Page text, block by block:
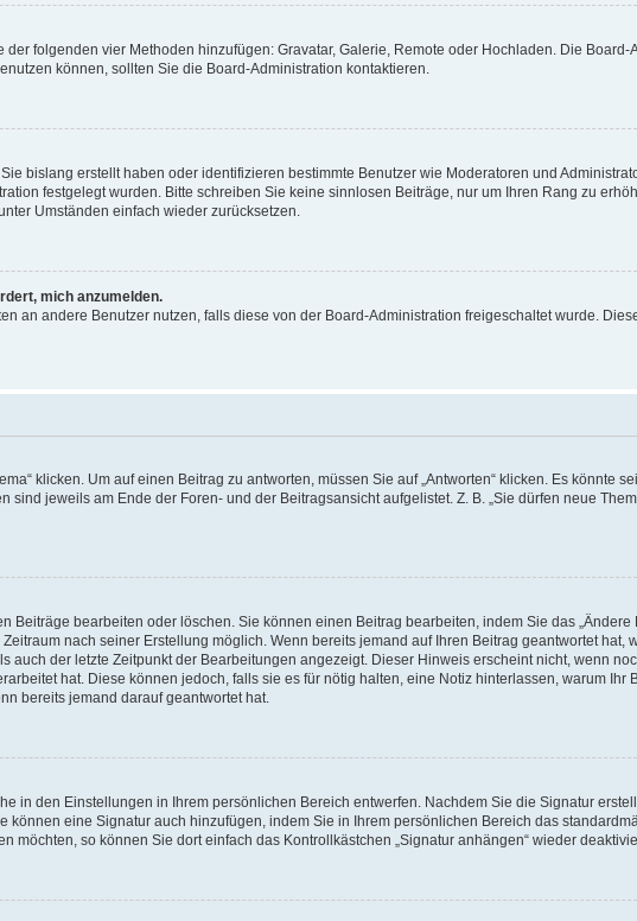
folgenden vier Methoden hinzufügen: Gravatar, Galerie, Remote oder Hochladen. Die Board-
können, sollten Sie die Board-Administration kontaktieren.
bislang erstellt haben oder identifizieren bestimmte Benutzer wie Moderatoren und
festgelegt wurden. Bitte schreiben Sie keine sinnlosen Beiträge, nur um Ihren Rang zu
Umständen einfach wieder zurücksetzen.
mich anzumelden.
an andere Benutzer nutzen, falls diese von der Board-Administration freigeschaltet wurde.
klicken. Um auf einen Beitrag zu antworten, müssen Sie auf „Antworten“ klicken. Es könnte
jeweils am Ende der Foren- und der Beitragsansicht aufgelistet. Z. B. „Sie dürfen neue
bearbeiten oder löschen. Sie können einen Beitrag bearbeiten, indem Sie das „Ändere
nach seiner Erstellung möglich. Wenn bereits jemand auf Ihren Beitrag geantwortet hat,
der letzte Zeitpunkt der Bearbeitungen angezeigt. Dieser Hinweis erscheint nicht, wenn
hat. Diese können jedoch, falls sie es für nötig halten, eine Notiz hinterlassen, warum Ihr
bereits jemand darauf geantwortet hat.
in den Einstellungen in Ihrem persönlichen Bereich entwerfen. Nachdem Sie die Signatur
können eine Signatur auch hinzufügen, indem Sie in Ihrem persönlichen Bereich das
so können Sie dort einfach das Kontrollkästchen „Signatur anhängen“ wieder